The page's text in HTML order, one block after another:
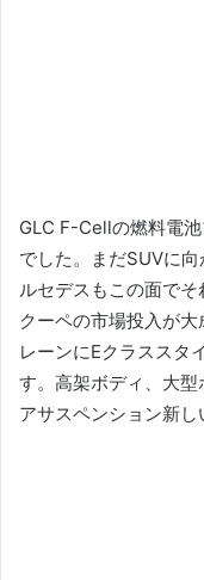
GLC F-Cellの燃料電
でした。
まだSUVに
ルセデスもこの面でそ
クーペの市場投入が
レーンにEクラススタ
す。高架ボディ、大
アサスペンション新し